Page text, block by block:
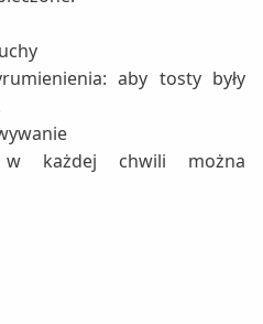
aby tosty były
w każdej chwili można